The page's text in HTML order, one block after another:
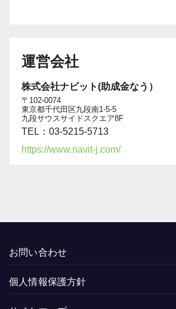
運営会社
株式会社ナビット(助成金なう）
〒102-0074
東京都千代田区九段南1-5-5
九段サウスサイドスクエア8F
TEL：03-5215-5713
https://www.navit-j.com/
お問い合わせ
個人情報保護方針